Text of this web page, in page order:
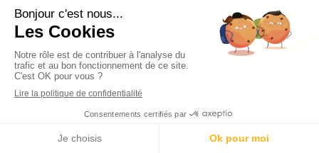
qualifiée et expérimentée. Notre expertise
nous permet d’intervenir sur une large
gamme de projets, qu’ils soient privés ou
publics.
KIYICI Toitures est également agréé
"Installateur Conseil VELUX".
Vous avez un projet ? Besoin d’un conseil ou
d’un devis ? Contactez-nous via notre site ou
par téléphone. Nous serons ravis de vous